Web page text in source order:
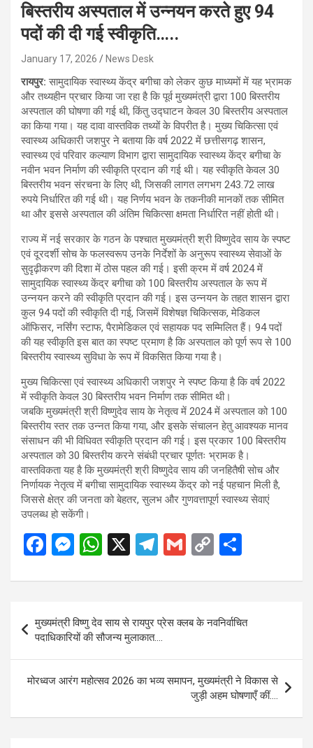
बिस्तरीय अस्पताल में उन्नयन करते हुए 94
पदों की दी गई स्वीकृति…..
January 17, 2026 News Desk
रायपुर:सामुदायिक स्वास्थ्य केंद्र बगीचा को लेकर कुछ माध्यमों में यह भ्रामक
और तथ्यहीन प्रचार किया जा रहा है कि पूर्व मुख्यमंत्री द्वारा 100 बिस्तरीय
अस्पताल की घोषणा की गई थी, किंतु उद्घाटन केवल 30 बिस्तरीय अस्पताल
का किया गया। यह दावा वास्तविक तथ्यों के विपरीत है। मुख्य चिकित्सा एवं
स्वास्थ्य अधिकारी जशपुर ने बताया कि वर्ष 2022 में छत्तीसगढ़ शासन,
स्वास्थ्य एवं परिवार कल्याण विभाग द्वारा सामुदायिक स्वास्थ्य केंद्र बगीचा के
नवीन भवन निर्माण की स्वीकृति प्रदान की गई थी। यह स्वीकृति केवल 30
बिस्तरीय भवन संरचना के लिए थी, जिसकी लागत लगभग 243.72 लाख
रुपये निर्धारित की गई थी। यह निर्णय भवन के तकनीकी मानकों तक सीमित
था और इससे अस्पताल की अंतिम चिकित्सा क्षमता निर्धारित नहीं होती थी।
राज्य में नई सरकार के गठन के पश्चात मुख्यमंत्री श्री विष्णुदेव साय के स्पष्ट
एवं दूरदर्शी सोच के फलस्वरूप उनके निर्देशों के अनुरूप स्वास्थ्य सेवाओं के
सुदृढ़ीकरण की दिशा में ठोस पहल की गई। इसी क्रम में वर्ष 2024 में
सामुदायिक स्वास्थ्य केंद्र बगीचा को 100 बिस्तरीय अस्पताल के रूप में
उन्नयन करने की स्वीकृति प्रदान की गई। इस उन्नयन के तहत शासन द्वारा
कुल 94 पदों की स्वीकृति दी गई, जिसमें विशेषज्ञ चिकित्सक, मेडिकल
ऑफिसर, नर्सिंग स्टाफ, पैरामेडिकल एवं सहायक पद सम्मिलित हैं। 94 पदों
की यह स्वीकृति इस बात का स्पष्ट प्रमाण है कि अस्पताल को पूर्ण रूप से 100
बिस्तरीय स्वास्थ्य सुविधा के रूप में विकसित किया गया है।
मुख्य चिकित्सा एवं स्वास्थ्य अधिकारी जशपुर ने स्पष्ट किया है कि वर्ष 2022
में स्वीकृति केवल 30 बिस्तरीय भवन निर्माण तक सीमित थी।
जबकि मुख्यमंत्री श्री विष्णुदेव साय के नेतृत्व में 2024 में अस्पताल को 100
बिस्तरीय स्तर तक उन्नत किया गया, और इसके संचालन हेतु आवश्यक मानव
संसाधन की भी विधिवत स्वीकृति प्रदान की गई। इस प्रकार 100 बिस्तरीय
अस्पताल को 30 बिस्तरीय करने संबंधी प्रचार पूर्णतः भ्रामक है।
वास्तविकता यह है कि मुख्यमंत्री श्री विष्णुदेव साय की जनहितैषी सोच और
निर्णायक नेतृत्व में बगीचा सामुदायिक स्वास्थ्य केंद्र को नई पहचान मिली है,
जिससे क्षेत्र की जनता को बेहतर, सुलभ और गुणवत्तापूर्ण स्वास्थ्य सेवाएं
उपलब्ध हो सकेंगी।
F
ce
b
o
o
k
M
se
n
g
er
W
at
A
p
p
X
T
e
gr
a
m
G
ail
C
py
Li
n
k
ar
navigation
मुख्यमंत्री विष्णु देव साय से रायपुर प्रेस क्लब के नवनिर्वाचित
पदाधिकारियों की सौजन्य मुलाकात….
मोरध्वज आरंग महोत्सव 2026 का भव्य समापन, मुख्यमंत्री ने विकास से
जुड़ी अहम घोषणाएँ कीं….